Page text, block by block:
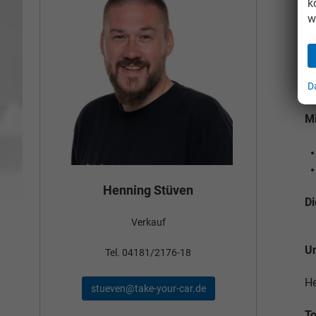
Henning Stüven
Verkauf
Tel. 04181/2176-18
stueven@take-your-car.de